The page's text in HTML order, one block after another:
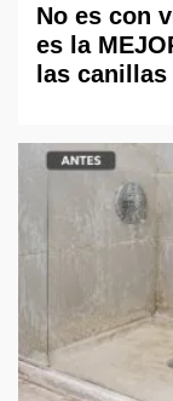
No es con
es la
las